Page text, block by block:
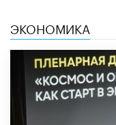
ЭКОНОМИКА